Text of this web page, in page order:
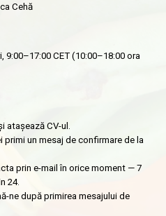
Cehă
CET (10:00–18:00 ora
atașează CV-ul.
primi un mesaj de confirmare de la
prin e-mail în orice moment — 7
24.
ne după primirea mesajului de